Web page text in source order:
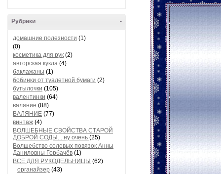
-
Рубрики
домашние полезности (1)
(0)
косметика для рук (2)
авторская кукла (4)
баклажаны (1)
бобинки от туалетной бумаги (2)
бутылочки (105)
валентинки (64)
валяние (88)
ВАЛЯНИЕ (77)
винтаж (4)
ВОЛШЕБНЫЕ СВОЙСТВА СТАРОЙ
ДОБРОЙ СОДЫ... ну очень (25)
Волшебство солевых повязок Анны
Даниловны Горбачёв (1)
ВСЕ ДЛЯ РУКОДЕЛЬНИЦЫ (62)
органайзер (43)